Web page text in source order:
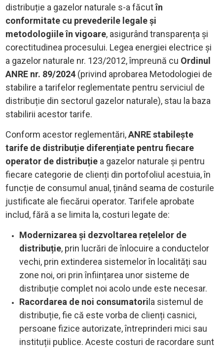
distribuție a gazelor naturale s-a făcutîn
conformitate cu prevederile legale și
metodologiile în vigoare, asigurând transparența și
corectitudinea procesului. Legea energiei electrice și
a gazelor naturale nr. 123/2012, împreună cu Ordinul
ANRE nr. 89/2024(privind aprobarea Metodologiei de
stabilire a tarifelor reglementate pentru serviciul de
distribuție din sectorul gazelor naturale), stau la baza
stabilirii acestor tarife.
Conform acestor reglementări,ANRE stabilește
tarife de distribuție diferențiate pentru fiecare
operator de distribuțiea gazelor naturale și pentru
fiecare categorie de clienți din portofoliul acestuia, în
funcție de consumul anual, ținând seama de costurile
justificate ale fiecărui operator. Tarifele aprobate
includ, fără a se limita la, costuri legate de:
Modernizarea și dezvoltarea rețelelor de
distribuție, prin lucrări de înlocuire a conductelor
vechi, prin extinderea sistemelor în localități sau
zone noi, ori prin înființarea unor sisteme de
distribuție complet noi acolo unde este necesar.
Racordarea de noi consumatori la sistemul de
distribuție, fie că este vorba de clienți casnici,
persoane fizice autorizate, întreprinderi mici sau
instituții publice. Aceste costuri de racordare sunt